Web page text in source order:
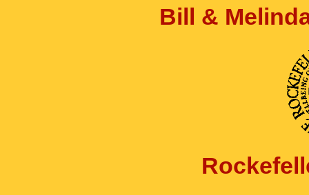
Bill &